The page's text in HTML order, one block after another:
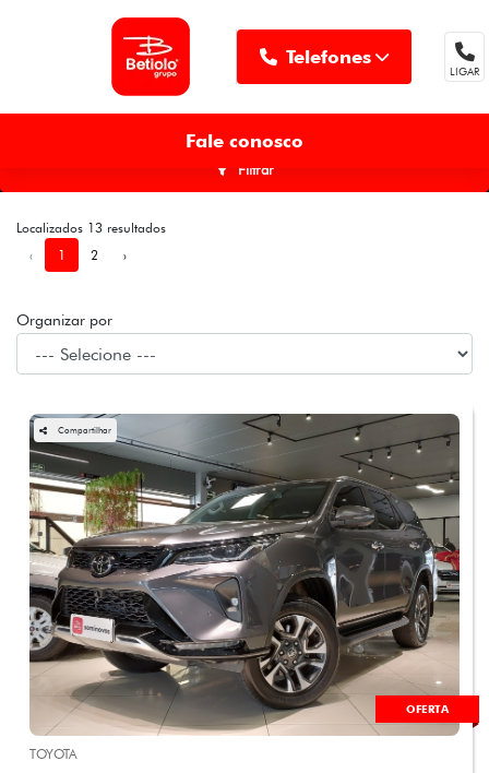
Telefones
LIGAR
Fale conosco
Localizados 13 resultados
‹
1 2 ›
Filtrar
Organizar por
OFERTA
Compartilhar
TOYOTA